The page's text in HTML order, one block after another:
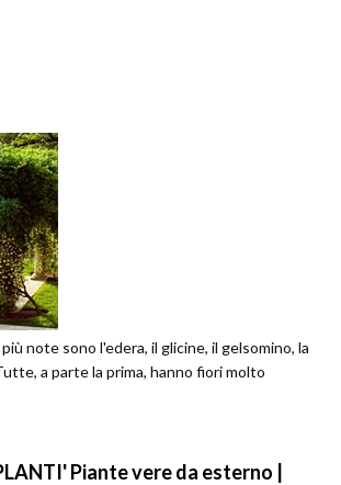
note sono l'edera, il glicine, il gelsomino, la
a parte la prima, hanno fiori molto
Piante vere da esterno |